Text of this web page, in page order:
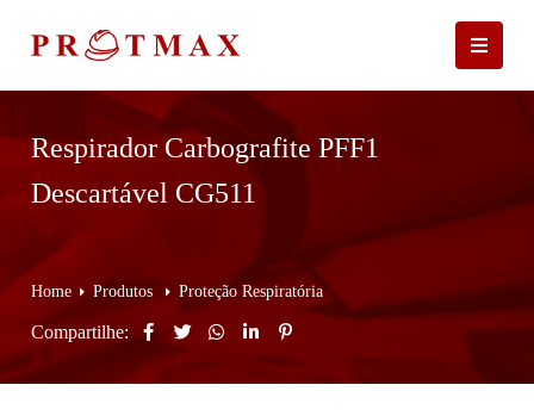
Respirador Carbografite PFF1
Descartável CG511
Home Produtos Proteção Respiratória
Compartilhe: